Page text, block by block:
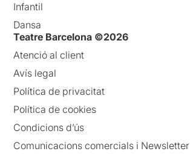
Infantil
Dansa
Teatre Barcelona ©2026
Atenció al client
Avís legal
Política de privacitat
Política de cookies
Condicions d’ús
Comunicacions comercials i Newsletter